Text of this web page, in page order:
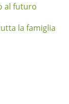
al futuro
la famiglia